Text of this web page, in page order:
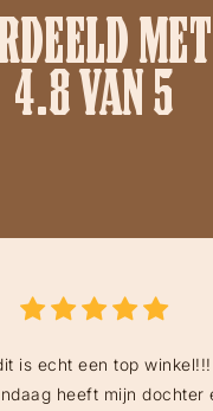
4.8 VAN 5
is echt een top
heeft mijn dochter